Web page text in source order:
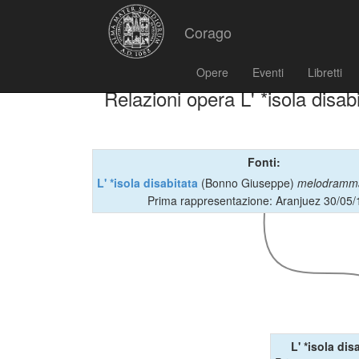
Corago
Opere Eventi Libretti
Relazioni opera L' *isola
Fonti:
L' *isola disabitata (Bonno Giuseppe)
Prima rappresentazione: Aranjuez 30/05/
L' *isola